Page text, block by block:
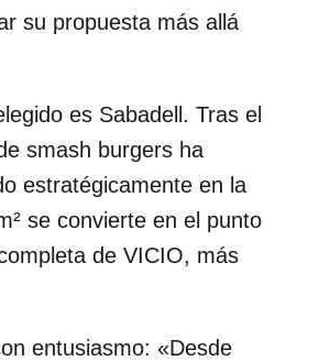
su propuesta más allá
es Sabadell. Tras el
smash burgers ha
estratégicamente en la
se convierte en el punto
de VICIO, más
entusiasmo: «Desde